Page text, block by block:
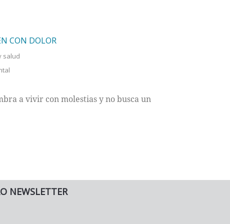
CON DOLOR
salud
a vivir con molestias y no busca un
NEWSLETTER